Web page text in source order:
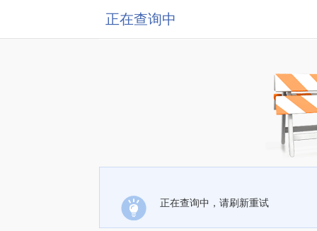
正在查询中
正在查询中，请刷新重试